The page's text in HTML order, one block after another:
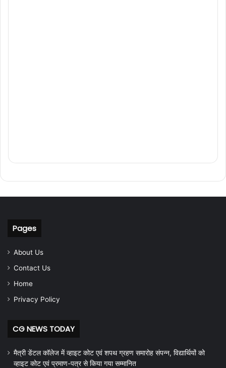
Pages
About Us
Contact Us
Home
Privacy Policy
CG NEWS TODAY
मैत्री डेंटल कॉलेज में व्हाइट कोट एवं शपथ ग्रहण समारोह संपन्न, विद्यार्थियों को
व्हाइट कोट एवं प्रमाण-पत्र से किया गया सम्मानित